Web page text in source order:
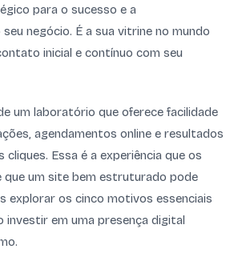
para o sucesso e a
negócio. É a sua vitrine no mundo
inicial e contínuo com seu
um laboratório que oferece facilidade
agendamentos online e resultados
cliques. Essa é a experiência que os
que um site bem estruturado pode
explorar os cinco motivos essenciais
investir em uma presença digital